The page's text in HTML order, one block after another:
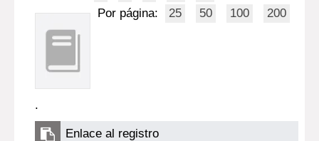
Por página:
25 50 100 200
.
Enlace al registro